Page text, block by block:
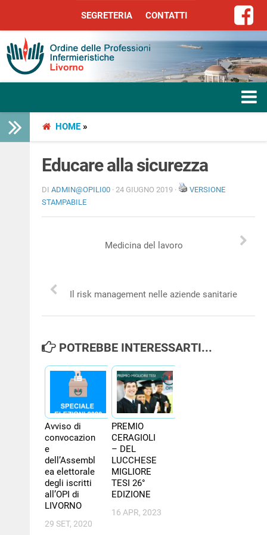
SEGRETERIA CONTATTI
SEGRETERIA CONTATTI
HOME
FORMAZIONE
CONCORSI
HOME»
Educare alla sicurezza
DI ADMIN@OPILI00 · 24 GIUGNO 2019 ·
VERSIONE
STAMPABILE
Medicina del lavoro
Il risk management nelle aziende sanitarie
POTREBBE INTERESSARTI...
Avviso di
convocazion
e
dell’Assembl
ea elettorale
degli iscritti
all’OPI di
LIVORNO
29 SET, 2020
PREMIO
CERAGIOLI
– DEL
LUCCHESE
MIGLIORE
TESI 26°
EDIZIONE
16 APR, 2023